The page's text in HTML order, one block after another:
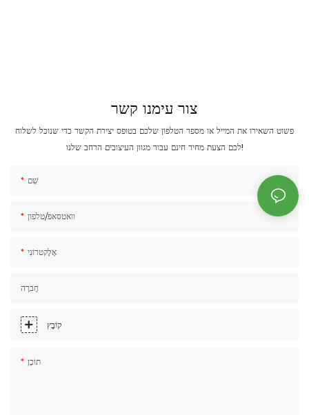
צור עימנו קשר
פשוט השאירו את המייל או מספר הטלפון שלכם בטופס יצירת הקשר כדי שנוכל לשלוח
לכם הצעת מחיר חינם עבור מגוון העיצובים הרחב שלנו!
שֵׁם
וואטסאפ/טלפון
אֶלֶקטרוֹנִי
חֶברָה
קוֹבֶץ
תוֹכֶן